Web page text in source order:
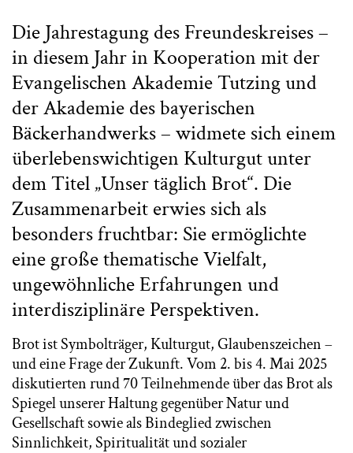
Die Jahrestagung des Freundeskreises –
in diesem Jahr in Kooperation mit der
Evangelischen Akademie Tutzing und
der Akademie des bayerischen
Bäckerhandwerks – widmete sich einem
überlebenswichtigen Kulturgut unter
dem Titel „Unser täglich Brot“. Die
Zusammenarbeit erwies sich als
besonders fruchtbar: Sie ermöglichte
eine große thematische Vielfalt,
ungewöhnliche Erfahrungen und
interdisziplinäre Perspektiven.
Brot ist Symbolträger, Kulturgut, Glaubenszeichen –
und eine Frage der Zukunft. Vom 2. bis 4. Mai 2025
diskutierten rund 70 Teilnehmende über das Brot als
Spiegel unserer Haltung gegenüber Natur und
Gesellschaft sowie als Bindeglied zwischen
Sinnlichkeit, Spiritualität und sozialer